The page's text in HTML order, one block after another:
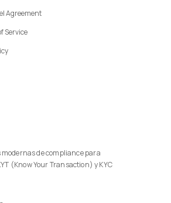
Agreement
Service
(Know Your Transaction) y KYC